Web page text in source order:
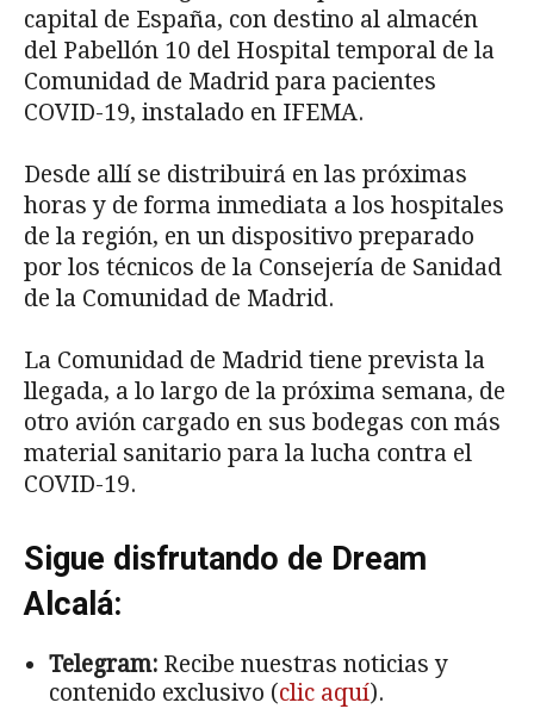
capital de España, con destino al almacén
del Pabellón 10 del Hospital temporal de la
Comunidad de Madrid para pacientes
COVID-19, instalado en IFEMA.
Desde allí se distribuirá en las próximas
horas y de forma inmediata a los hospitales
de la región, en un dispositivo preparado
por los técnicos de la Consejería de Sanidad
de la Comunidad de Madrid.
La Comunidad de Madrid tiene prevista la
llegada, a lo largo de la próxima semana, de
otro avión cargado en sus bodegas con más
material sanitario para la lucha contra el
COVID-19.
Sigue disfrutando de Dream
Alcalá:
Telegram: Recibe nuestras noticias y
contenido exclusivo (clic aquí).